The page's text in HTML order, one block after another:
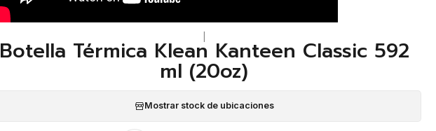
Botella Térmica Klean Kanteen Classic 592
ml (20oz)
Mostrar stock de ubicaciones